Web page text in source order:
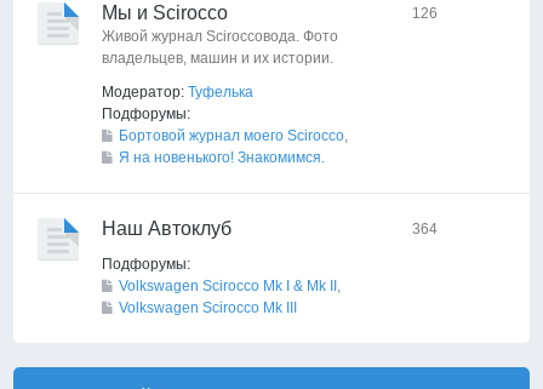
Мы и Scirocco
Живой журнал Sciroccoвода. Фото
владельцев, машин и их истории.
Модератор: Туфелька
Подфорумы:
Бортовой журнал моего Scirocco,
Я на новенького! Знакомимся.
126
Наш Автоклуб
Подфорумы:
Volkswagen Scirocco Mk I & Mk II ,
Volkswagen Scirocco Mk III
364